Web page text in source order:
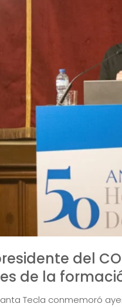
del
de la
Tecla conmemoró